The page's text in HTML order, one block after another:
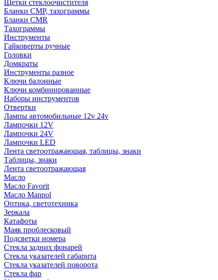
Щетки стеклоочистителя
Бланки СМР, тахограммы
Бланки CMR
Тахограммы
Инструменты
Гайковерты ручные
Головки
Домкраты
Инструменты разное
Ключи балонные
Ключи комбинированные
Наборы инструментов
Отвертки
Лампы автомобильные 12v 24v
Лампочки 12V
Лампочки 24V
Лампочки LED
Лента светоотражающая, таблицы, знаки
Таблицы, знаки
Лента светоотражающая
Масло
Масло Favorit
Масло Mannol
Оптика, светотехника
Зеркала
Катафоты
Маяк проблесковый
Подсветки номера
Стекла задних фонарей
Стекла указателей габарита
Стекла указателей поворота
Стекла фар